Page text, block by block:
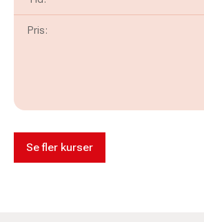
Pris:
Se fler kurser